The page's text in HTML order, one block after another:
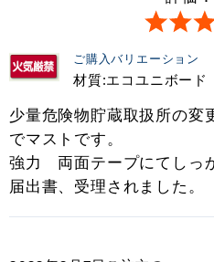
ご購入バリエーション
材質:エコユニボード
少量危険物貯蔵取扱所の変
でマストです。
強力 両面テープにてしっ
届出書、受理されました。